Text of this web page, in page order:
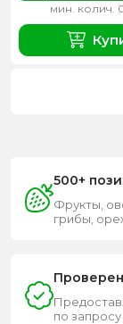
мин. колич.
500+
Фрукты,
грибы,
по